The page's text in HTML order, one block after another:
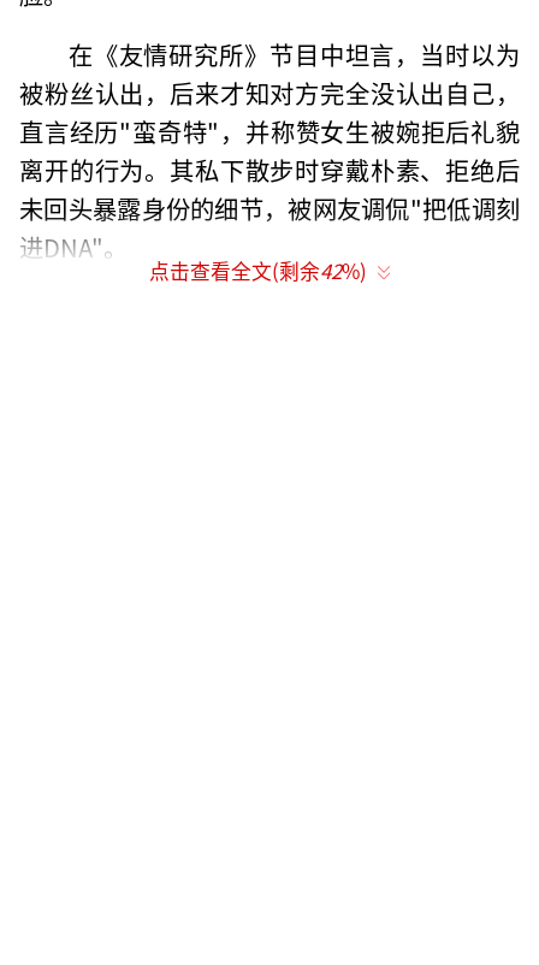
在《友情研究所》节目中坦言，当时以为
被粉丝认出，后来才知对方完全没认出自己，
直言经历"蛮奇特"，并称赞女生被婉拒后礼貌
离开的行为。其私下散步时穿戴朴素、拒绝后
未回头暴露身份的细节，被网友调侃"把低调刻
进DNA"。
点击查看全文(剩余42%)